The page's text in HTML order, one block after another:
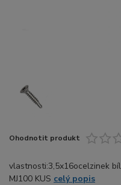
Ohodnotit produkt
vlastnosti:3,5x16ocelzinek
MJ100 KUS celý popis